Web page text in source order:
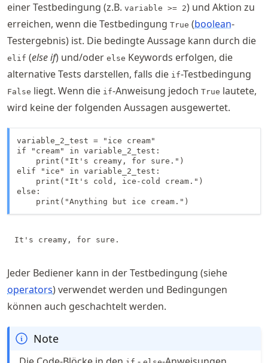
einer Testbedingung (z.B. variable >= 2) und Aktion zu
erreichen, wenn die Testbedingung True (boolean-
Testergebnis) ist. Die bedingte Aussage kann durch die
elif (else if) und/oder else Keywords erfolgen, die
alternative Tests darstellen, falls die if-Testbedingung
False liegt. Wenn die if-Anweisung jedoch True lautete,
wird keine der folgenden Aussagen ausgewertet.
variable_2_test = "ice cream"
if "cream" in variable_2_test:
    print("It's creamy, for sure.")
elif "ice" in variable_2_test:
    print("It's cold, ice-cold cream.")
else:
    print("Anything but ice cream.")
Jeder Bediener kann in der Testbedingung (siehe
operators) verwendet werden und Bedingungen
können auch geschachtelt werden.
Note